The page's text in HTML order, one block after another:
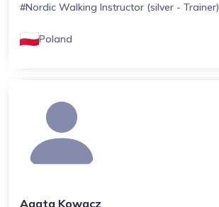
#Nordic Walking Instructor (silver - Trainer)
Poland
Agata Kowacz